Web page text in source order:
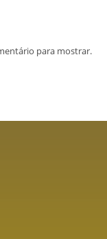
para mostrar.